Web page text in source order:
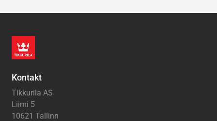
Kontakt
Tikkurila AS
Liimi 5
10621 Tallinn